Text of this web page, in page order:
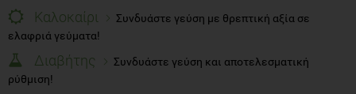
Καλοκαίρι
Συνδυάστε γεύση με θρεπτική αξία σε
ελαφριά γεύματα!
Διαβήτης
Συνδυάστε γεύση και αποτελεσματική
ρύθμιση!